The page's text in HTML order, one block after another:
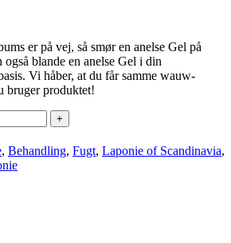
er på vej, så smør en anelse Gel på
blande en anelse Gel i din
Vi håber, at du får samme wauw-
bruger produktet!
, Behandling, Fugt, Laponie of Scandinavia,